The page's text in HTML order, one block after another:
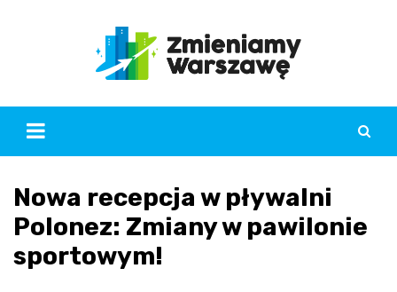
Nowa recepcja w pływalni
Polonez: Zmiany w pawilonie
sportowym!